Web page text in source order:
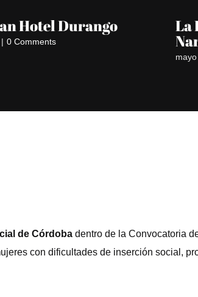
Hotel Durango
| 0 Comments
La
de Córdoba dentro de la Convocatoria
con dificultades de inserción social,